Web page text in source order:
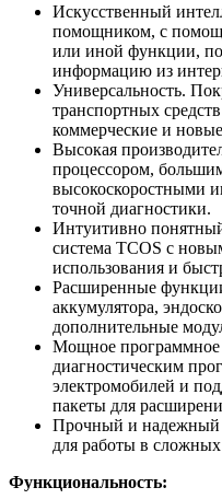
Искусственный
помощником, с
или иной функции,
информацию из
Универсальность.
транспортных
коммерческие и
Высокая
процессором,
высокоскоростными
точной диагностики.
Интуитивно
система TCOS с
использования и
Расширенные
аккумулятора,
дополнительные
Мощное программное
диагностическим
электромобилей и
пакеты для
Прочный и надежный
для работы в сложных
Функциональность: